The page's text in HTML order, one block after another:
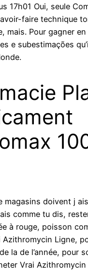
17h01 Oui, seule
faire technique
mais. Pour gagner en
e subestimações
magasins doivent j
comme tu dis,
à rouge, poisson
Azithromycin Ligne,
la de l’année, pour
Vrai Azithromycin